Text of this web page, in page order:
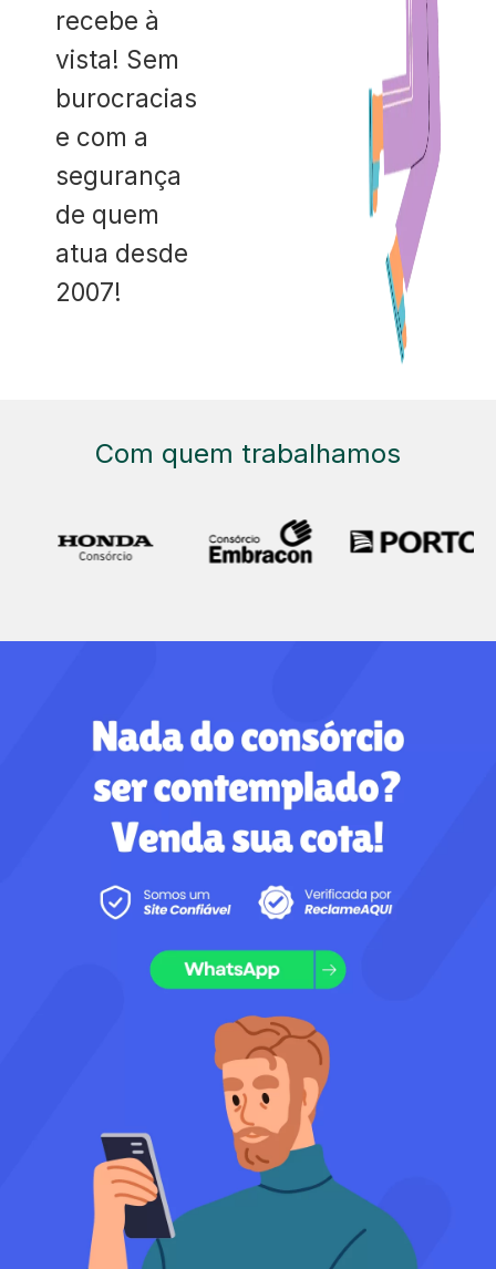
recebe à
vista! Sem
burocracias
e com a
segurança
de quem
atua desde
2007!
Com quem trabalhamos